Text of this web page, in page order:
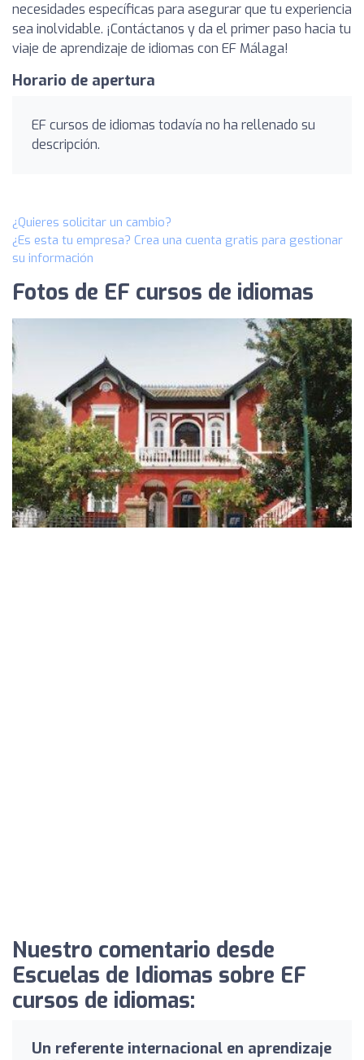
necesidades específicas para asegurar que tu experiencia
sea inolvidable. ¡Contáctanos y da el primer paso hacia tu
viaje de aprendizaje de idiomas con EF Málaga!
Horario de apertura
EF cursos de idiomas todavía no ha rellenado su
descripción.
¿Quieres solicitar un cambio?
¿Es esta tu empresa? Crea una cuenta gratis para gestionar
su información
Fotos de EF cursos de idiomas
Nuestro comentario desde
Escuelas de Idiomas sobre EF
cursos de idiomas:
Un referente internacional en aprendizaje